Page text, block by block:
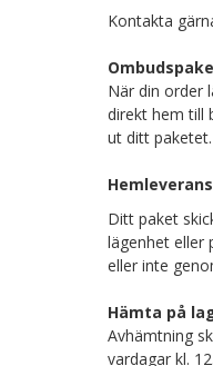
Kontakta
När din order
direkt hem till
ut ditt
Ditt paket
lägenhet eller
eller inte
Hämta på
Avhämtning
vardagar kl.